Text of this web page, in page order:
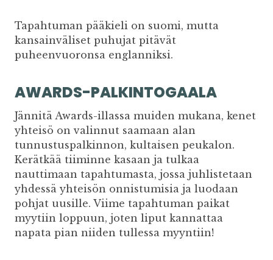
Tapahtuman pääkieli on suomi, mutta
kansainväliset puhujat pitävät
puheenvuoronsa englanniksi.
AWARDS-PALKINTOGAALA
Jännitä Awards-illassa muiden mukana, kenet
yhteisö on valinnut saamaan alan
tunnustuspalkinnon, kultaisen peukalon.
Kerätkää tiiminne kasaan ja tulkaa
nauttimaan tapahtumasta, jossa juhlistetaan
yhdessä yhteisön onnistumisia ja luodaan
pohjat uusille. Viime tapahtuman paikat
myytiin loppuun, joten liput kannattaa
napata pian niiden tullessa myyntiin!